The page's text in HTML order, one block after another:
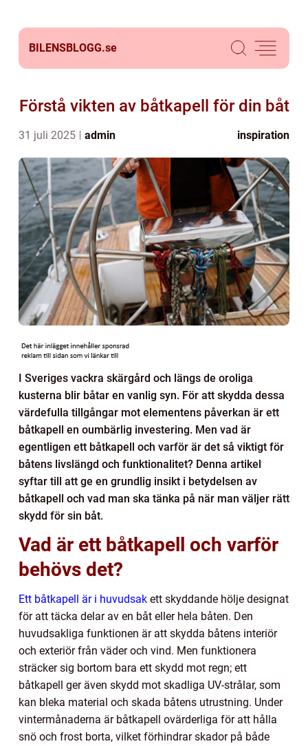
BILENSBLOGG.se
Förstå vikten av båtkapell för din båt
31 juli 2025 admin inspiration
I Sveriges vackra skärgård och längs de oroliga
kusterna blir båtar en vanlig syn. För att skydda dessa
värdefulla tillgångar mot elementens påverkan är ett
båtkapell en oumbärlig investering. Men vad är
egentligen ett båtkapell och varför är det så viktigt för
båtens livslängd och funktionalitet? Denna artikel
syftar till att ge en grundlig insikt i betydelsen av
båtkapell och vad man ska tänka på när man väljer rätt
skydd för sin båt.
Vad är ett båtkapell och varför
behövs det?
Ett båtkapell är i huvudsak ett skyddande hölje designat
för att täcka delar av en båt eller hela båten. Den
huvudsakliga funktionen är att skydda båtens interiör
och exteriör från väder och vind. Men funktionera
sträcker sig bortom bara ett skydd mot regn; ett
båtkapell ger även skydd mot skadliga UV-strålar, som
kan bleka material och skada båtens utrustning. Under
vintermånaderna är båtkapell ovärderliga för att hålla
snö och frost borta, vilket förhindrar skador på både